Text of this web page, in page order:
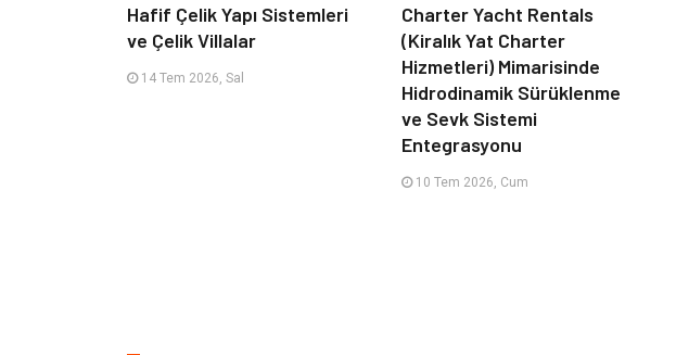
Hafif Çelik Yapı Sistemleri
ve Çelik Villalar
14 Tem 2026, Sal
Charter Yacht Rentals
(Kiralık Yat Charter
Hizmetleri) Mimarisinde
Hidrodinamik Sürüklenme
ve Sevk Sistemi
Entegrasyonu
10 Tem 2026, Cum